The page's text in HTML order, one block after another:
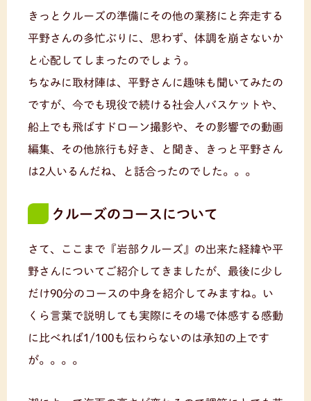
きっとクルーズの準備にその他の業務にと奔走する
平野さんの多忙ぶりに、思わず、体調を崩さないか
と心配してしまったのでしょう。
ちなみに取材陣は、平野さんに趣味も聞いてみたの
ですが、今でも現役で続ける社会人バスケットや、
船上でも飛ばすドローン撮影や、その影響での動画
編集、その他旅行も好き、と聞き、きっと平野さん
は2人いるんだね、と話合ったのでした。。。
クルーズのコースについて
さて、ここまで『岩部クルーズ』の出来た経緯や平
野さんについてご紹介してきましたが、最後に少し
だけ90分のコースの中身を紹介してみますね。い
くら言葉で説明しても実際にその場で体感する感動
に比べれば1/100も伝わらないのは承知の上です
が。。。。